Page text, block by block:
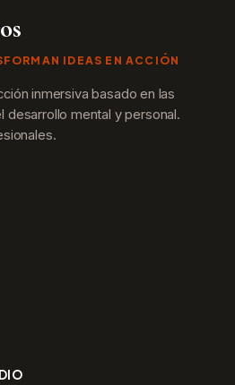
IDEAS EN ACCIÓN
inmersiva basado en las
desarrollo mental y personal.